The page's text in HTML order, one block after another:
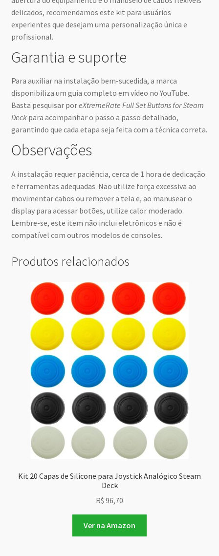
delicados, recomendamos este kit para usuários
experientes que desejam uma personalização única e
profissional.
Garantia e suporte
Para auxiliar na instalação bem-sucedida, a marca
disponibiliza um guia completo em vídeo no YouTube.
Basta pesquisar poreXtremeRate Full Set Buttons for Steam
Deckpara acompanhar o passo a passo detalhado,
garantindo que cada etapa seja feita com a técnica correta.
Observações
A instalação requer paciência, cerca de 1 hora de dedicação
e ferramentas adequadas. Não utilize força excessiva ao
movimentar cabos ou remover a tela e, ao manusear o
display para acessar botões, utilize calor moderado.
Lembre-se, este item não inclui eletrônicos e não é
compatível com outros modelos de consoles.
Produtos relacionados
Kit 20 Capas de Silicone para Joystick Analógico Steam
Deck
R$ 96,70
Ver na Amazon